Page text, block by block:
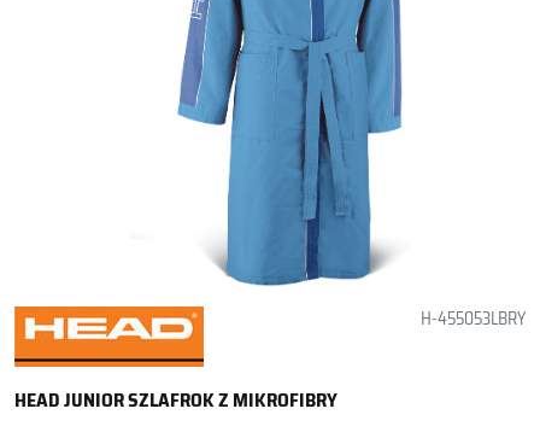
H-455053LBRY
HEAD JUNIOR SZLAFROK Z MIKROFIBRY